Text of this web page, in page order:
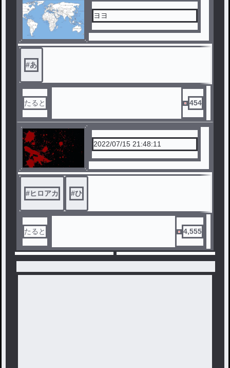
ヨヨ
#あ
たると 454
2022/07/15 21:48:11
#ヒロアカ #ひ
たると 4,555